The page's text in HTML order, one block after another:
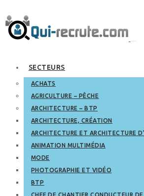
SECTEURS
ACHATS
AGRICULTURE – PÊCHE
ARCHITECTURE – BTP
ARCHITECTURE, CRÉATION
ARCHITECTURE ET ARCHITECTURE
ANIMATION MULTIMÉDIA
MODE
PHOTOGRAPHIE ET VIDÉO
BTP